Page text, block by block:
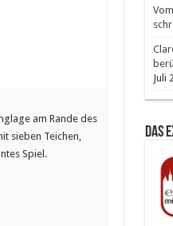
am Rande des
sieben Teichen,
Spiel.
Juli
Das